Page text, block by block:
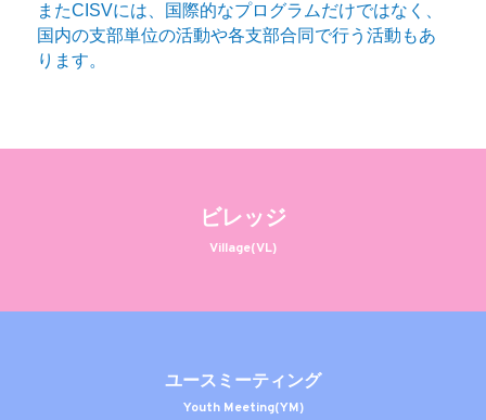
公開情報
またCISVには、国際的なプログラムだけではなく、
国内の支部単位の活動や各支部合同で行う活動もあ
ります。
ビレッジ
Village(VL)
ユースミーティング
Youth Meeting(YM)